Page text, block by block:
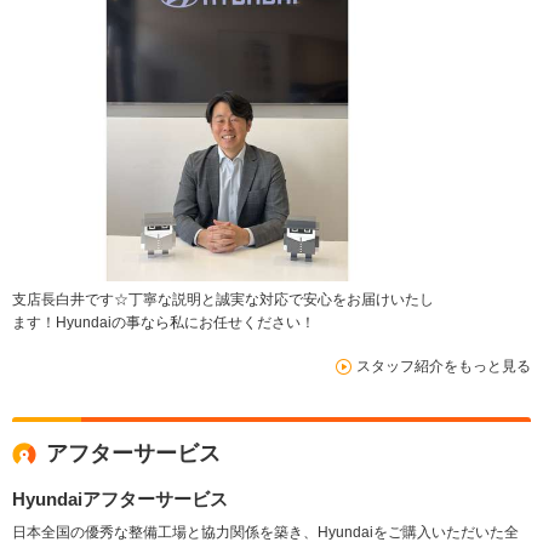
支店長白井です☆丁寧な説明と誠実な対応で安心をお届けいたし
ます！Hyundaiの事なら私にお任せください！
スタッフ紹介をもっと見る
アフターサービス
Hyundaiアフターサービス
日本全国の優秀な整備工場と協力関係を築き、Hyundaiをご購入いただいた全